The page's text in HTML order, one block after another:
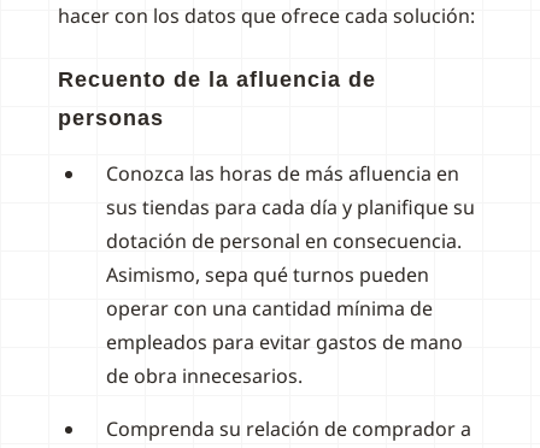
hacer con los datos que ofrece cada solución:
Recuento de la afluencia de
personas
Conozca las horas de más afluencia en
sus tiendas para cada día y planifique su
dotación de personal en consecuencia.
Asimismo, sepa qué turnos pueden
operar con una cantidad mínima de
empleados para evitar gastos de mano
de obra innecesarios.
Comprenda su relación de comprador a